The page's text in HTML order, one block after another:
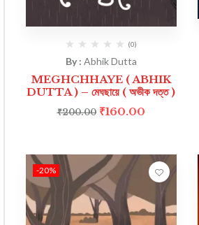
(0)
By : Abhik Dutta
MEGHCHHAYE ( ABHIK
DUTTA ) – মেঘছায়ে ( অভীক দত্ত )
₹200.00 ₹160.00
-20%